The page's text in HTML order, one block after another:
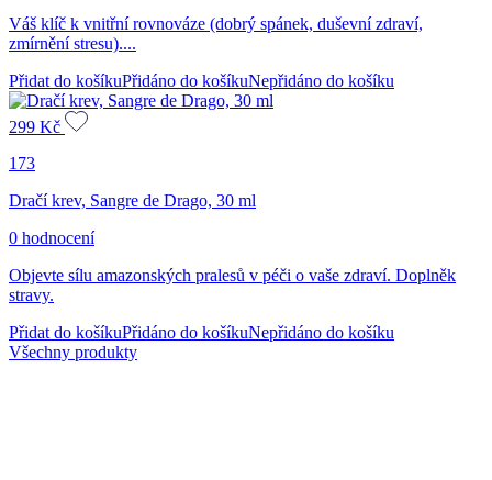
Váš klíč k vnitřní rovnováze (dobrý spánek, duševní zdraví,
zmírnění stresu)....
Přidat do košíkuPřidáno do košíkuNepřidáno do košíku
299 Kč
173
Dračí krev, Sangre de Drago, 30 ml
0 hodnocení
Objevte sílu amazonských pralesů v péči o vaše zdraví. Doplněk
stravy.
Přidat do košíkuPřidáno do košíkuNepřidáno do košíku
Všechny produkty